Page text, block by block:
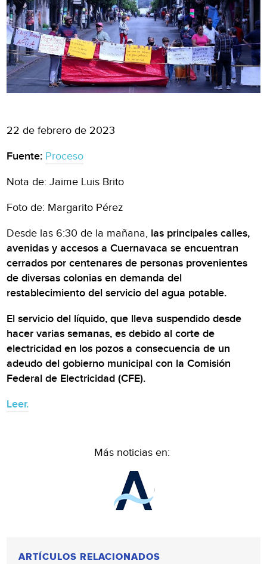
22 de febrero de 2023
Fuente: Proceso
Nota de: Jaime Luis Brito
Foto de: Margarito Pérez
Desde las 6:30 de la mañana, las principales calles,
avenidas y accesos a Cuernavaca se encuentran
cerrados por centenares de personas provenientes
de diversas colonias en demanda del
restablecimiento del servicio del agua potable.
El servicio del líquido, que lleva suspendido desde
hacer varias semanas, es debido al corte de
electricidad en los pozos a consecuencia de un
adeudo del gobierno municipal con la Comisión
Federal de Electricidad (CFE).
Leer.
Más noticias en:
ARTÍCULOS RELACIONADOS